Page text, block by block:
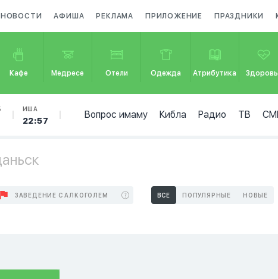
НОВОСТИ АФИША РЕКЛАМА ПРИЛОЖЕНИЕ ПРАЗДНИКИ
Кафе Медресе Отели Одежда Атрибутика
ИША
22:57
Вопрос имаму Кибла Радио ТВ
ЗАВЕДЕНИЕ С АЛКОГОЛЕМ ВСЕ ПОПУЛЯРНЫЕ НОВЫЕ